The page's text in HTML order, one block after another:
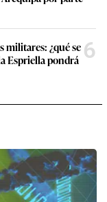
militares: ¿qué se
Espriella pondrá 6